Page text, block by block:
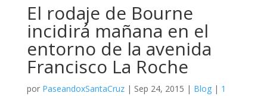
El rodaje de Bourne
incidirá mañana en el
entorno de la avenida
Francisco La Roche
por PaseandoxSantaCruz| Sep 24, 2015 | Blog| 1